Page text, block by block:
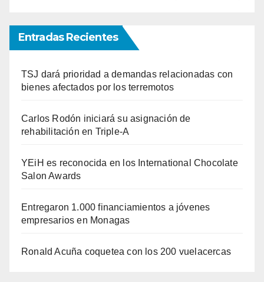
Entradas Recientes
TSJ dará prioridad a demandas relacionadas con
bienes afectados por los terremotos
Carlos Rodón iniciará su asignación de
rehabilitación en Triple-A
YEiH es reconocida en los International Chocolate
Salon Awards
Entregaron 1.000 financiamientos a jóvenes
empresarios en Monagas
Ronald Acuña coquetea con los 200 vuelacercas